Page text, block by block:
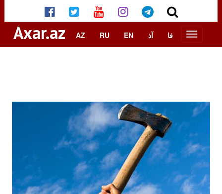
Axar.az AZ RU EN آذ فا